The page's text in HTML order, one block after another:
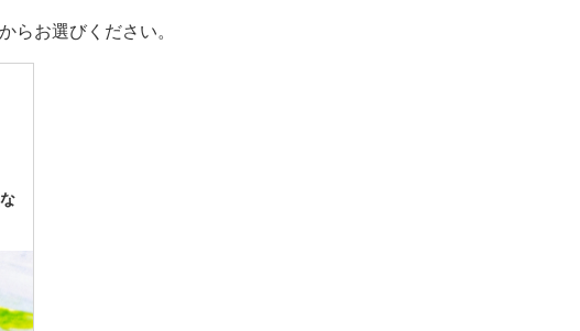
らお選びください。